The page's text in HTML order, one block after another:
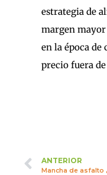
estrategia de
margen
en la época de
precio fuera
ANTERIOR